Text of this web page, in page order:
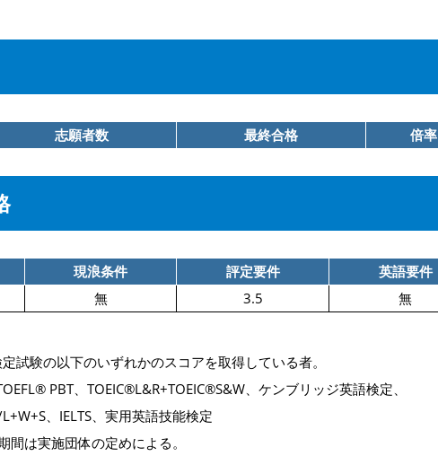
志願者数 最終合格 倍率
現浪条件 評定要件
英語要件
無 3.5 無
試験の以下のいずれかのスコアを取得している者。
PBT、TOEIC®L&R+TOEIC®S&W、ケンブリッジ英語検定、
L+W+S、IELTS、実用英語技能検定
間は実施団体の定めによる。